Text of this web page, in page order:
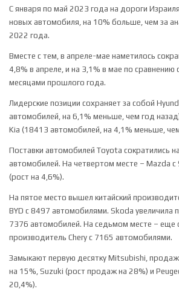
С января по май 2023 года на дороги
новых автомобиля, на 10% больше, чем за
2022 года.
Вместе с тем, в апреле-мае наметилось
4,8% в апреле, и на 3,1% в мае по сравнению
месяцами прошлого года.
Лидерские позиции сохраняет за собой
автомобилей, на 6,1% меньше, чем год
Kia (18413 автомобилей, на 4,1% меньше,
Поставки автомобилей Toyota сократились
автомобилей. На четвертом месте – Mazda
(рост на 4,6%).
На пятое место вышел китайский
BYD с 8497 автомобилями. Skoda
7376 автомобилей. На седьмом месте – еще
производитель Chery с 7165 автомобилями.
Замыкают первую десятку Mitsubishi,
на 15%, Suzuki (рост продаж на 28%) и
20,4%).